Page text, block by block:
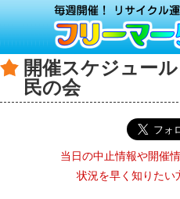
開催スケジュー
民の会
当日の中止情報や開催
状況を早く知りたい